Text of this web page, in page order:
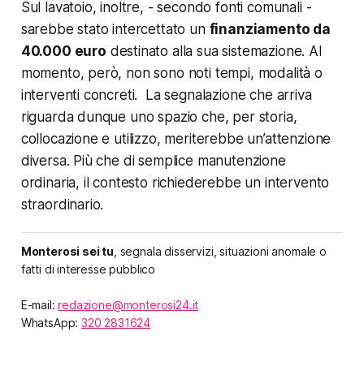
Sul lavatoio, inoltre, - secondo fonti comunali -
sarebbe stato intercettato un finanziamento da
40.000 euro destinato alla sua sistemazione. Al
momento, però, non sono noti tempi, modalità o
interventi concreti. La segnalazione che arriva
riguarda dunque uno spazio che, per storia,
collocazione e utilizzo, meriterebbe un’attenzione
diversa. Più che di semplice manutenzione
ordinaria, il contesto richiederebbe un intervento
straordinario.
Monterosi sei tu , segnala disservizi, situazioni anomale o
fatti di interesse pubblico
E-mail:redazione@monterosi24.it
WhatsApp:320 2831624